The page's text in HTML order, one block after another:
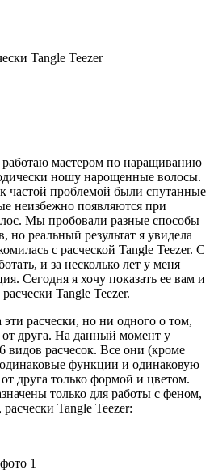
мастером по наращиванию
ношу нарощенные волосы.
частой проблемой были спутанные
неизбежно появляются при
Мы пробовали разные способы
но реальный результат я увидела
с расческой Tangle Teezer. С
и за несколько лет у меня
Сегодня я хочу показать ее вам и
Tangle Teezer.
расчески, но ни одного о том,
друга. На данный момент у
видов расчесок. Все они (кроме
функции и одинаковую
друга только формой и цветом.
только для работы с феном,
Tangle Teezer: